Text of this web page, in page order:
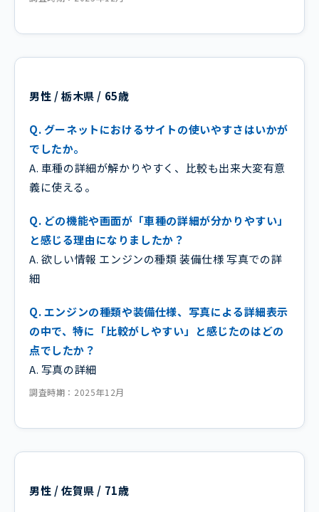
男性 / 栃木県 / 65歳
Q. グーネットにおけるサイトの使いやすさはいかが
でしたか。
A. 車種の詳細が解かりやすく、比較も出来大変有意
義に使える。
Q. どの機能や画面が「車種の詳細が分かりやすい」
と感じる理由になりましたか？
A. 欲しい情報 エンジンの種類 装備仕様 写真での詳
細
Q. エンジンの種類や装備仕様、写真による詳細表示
の中で、特に「比較がしやすい」と感じたのはどの
点でしたか？
A. 写真の詳細
調査時期：2025年12月
男性 / 佐賀県 / 71歳